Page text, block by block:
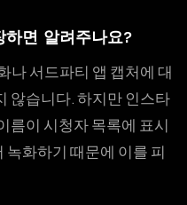
하면 알려주나요?
나 서드파티 앱 캡처에 대
않습니다. 하지만 인스타
름이 시청자 목록에 표시
녹화하기 때문에 이를 피